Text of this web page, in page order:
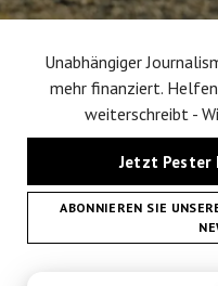
Unabhängiger
mehr finanziert.
weiterschreibt -
Jetzt
ABONNIEREN SIE